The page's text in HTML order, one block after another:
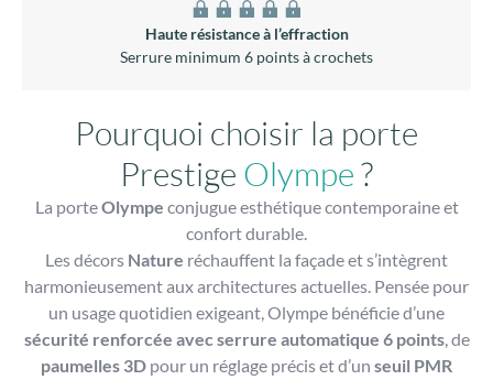
Haute résistance à l’effraction
Serrure minimum 6 points à crochets
Pourquoi choisir la porte
Prestige Olympe?
La porteOlympe conjugue esthétique contemporaine et
confort durable.
Les décors Nature réchauffent la façade et s’intègrent
harmonieusement aux architectures actuelles. Pensée pour
un usage quotidien exigeant, Olympe bénéficie d’une
sécurité renforcée avec serrure automatique 6 points, de
paumelles 3D pour un réglage précis et d’un seuil PMR